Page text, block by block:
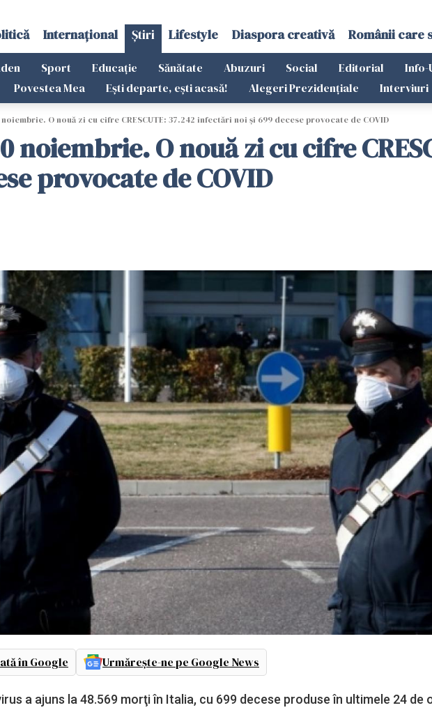
Internațional Știri Lifestyle Diaspora creativă Românii care
Sport Educație Sănătate Abuzuri Social Editorial Info-
Povestea Mea
Ești departe, ești acasă! Alegeri Prezidențiale Interviuri
O nouă zi cu cifre CRESCUTE: 37.242 infectări noi și 699 decese provocate de COVID
noiembrie. O nouă zi cu cifre
provocate de COVID
în Google Urmărește-ne pe Google News
a ajuns la 48.569 morţi în Italia, cu 699 decese produse în ultimele 24 de